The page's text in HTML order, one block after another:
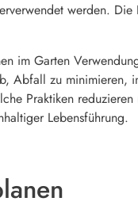
werden.
im Garten
Abfall zu minimieren,
Praktiken
Lebensführung.